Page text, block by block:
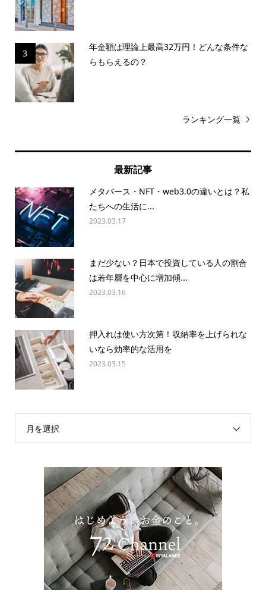
3
年金額は理論上最高32万円！どんな条件な
らもらえるの？
ランキング一覧
最新記事
メタバース・NFT・web3.0の違いとは？私
たちへの生活に...
2023.03.17
まだ少ない？日本で投資している人の割合
は若年層を中心に増加傾...
2023.03.16
押入れは使い方次第！収納率を上げられな
いなら効率的な活用を
2023.03.15
月を選択